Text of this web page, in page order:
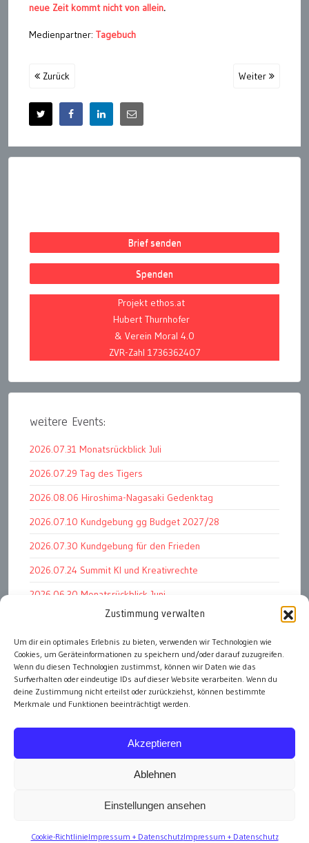
Zustimmung verwalten
Um dir ein optimales Erlebnis zu bieten, verwenden wir Technologien wie
Cookies, um Geräteinformationen zu speichern und/oder darauf zuzugreifen.
Wenn du diesen Technologien zustimmst, können wir Daten wie das
Surfverhalten oder eindeutige IDs auf dieser Website verarbeiten. Wenn du
deine Zustimmung nicht erteilst oder zurückziehst, können bestimmte
Merkmale und Funktionen beeinträchtigt werden.
Akzeptieren
Ablehnen
Einstellungen ansehen
Cookie-RichtlinieImpressum + DatenschutzImpressum + Datenschutz
neue Zeit kommt nicht von allein.
Medienpartner: Tagebuch
Zurück Weiter
Brief senden
Spenden
Projekt ethos.at
Hubert Thurnhofer
& Verein Moral 4.0
ZVR-Zahl 1736362407
weitere Events:
2026.07.31 Monatsrückblick Juli
2026.07.29 Tag des Tigers
2026.08.06 Hiroshima-Nagasaki Gedenktag
2026.07.10 Kundgebung gg Budget 2027/28
2026.07.30 Kundgebung für den Frieden
2026.07.24 Summit KI und Kreativrechte
2026.06.30 Monatsrückblick Juni
2026.07.11 Worauf es letztlich ankommt
2026.07.01 Markenwert Studie 2026
2026.07.07 Open Space im Weltmuseum
alle Events
Impressum